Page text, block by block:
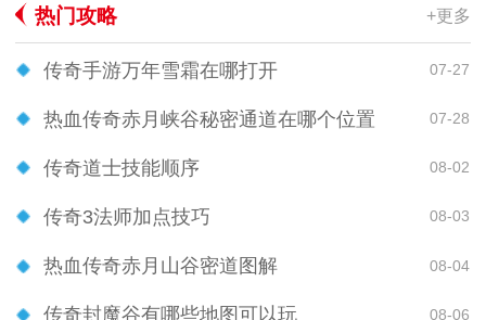
热门攻略 +更多
传奇手游万年雪霜在哪打开 07-27
热血传奇赤月峡谷秘密通道在哪个位置 07-28
传奇道士技能顺序 08-02
传奇3法师加点技巧 08-03
热血传奇赤月山谷密道图解 08-04
传奇封魔谷有哪些地图可以玩 08-06